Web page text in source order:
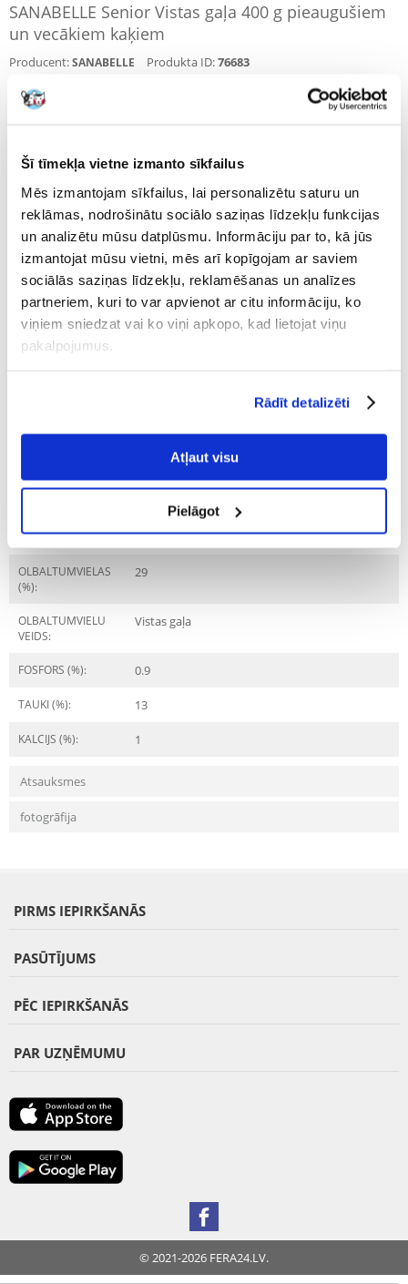
Šī tīmekļa vietne izmanto sīkfailus
Mēs izmantojam sīkfailus, lai personalizētu saturu un
reklāmas, nodrošinātu sociālo saziņas līdzekļu funkcijas
un analizētu mūsu datplūsmu. Informāciju par to, kā jūs
izmantojat mūsu vietni, mēs arī kopīgojam ar saviem
sociālās saziņas līdzekļu, reklamēšanas un analīzes
partneriem, kuri to var apvienot ar citu informāciju, ko
viņiem sniedzat vai ko viņi apkopo, kad lietojat viņu
pakalpojumus.
Rādīt detalizēti
Atļaut visu
Pielāgot
SANABELLE Senior Vistas gaļa 400 g pieaugušiem
un vecākiem kaķiem
Producent:SANABELLE Produkta ID:76683
Uzrakstīt atsauksmi
NOSŪTĪŠANA 48 STUNDU LAIKĀ.
Mūsu klienta fotogrāfijas Mūsu klienta fotogrāfijas
Raksturojums
Parametri
IEPAKOJUMA SVARS
DZĪVES POSMS: Vecāks
Sastāvdaļas
OLBALTUMVIELAS
(%):
29
OLBALTUMVIELU
VEIDS:
Vistas gaļa
FOSFORS (%): 0.9
TAUKI (%): 13
KALCIJS (%): 1
Atsauksmes
fotogrāfija
PIRMS IEPIRKŠANĀS
PASŪTĪJUMS
PĒC IEPIRKŠANĀS
PAR UZŅĒMUMU
© 2021-2026 FERA24.LV.